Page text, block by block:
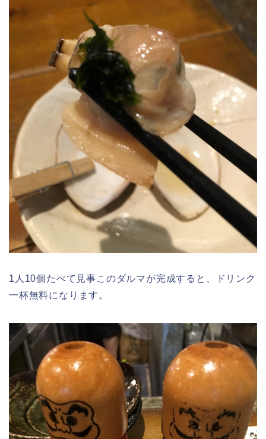
1人10個たべて見事このダルマが完成すると、ドリンク
一杯無料になります。